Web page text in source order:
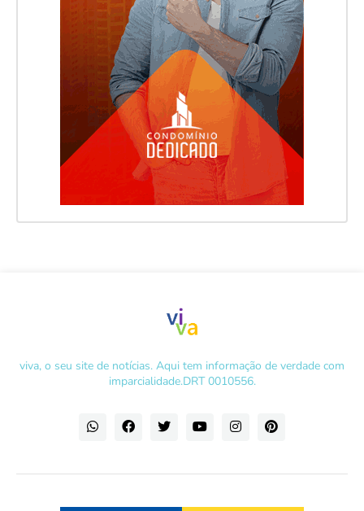
viva, o seu site de notícias. Aqui tem informação de verdade com
imparcialidade.DRT 0010556.